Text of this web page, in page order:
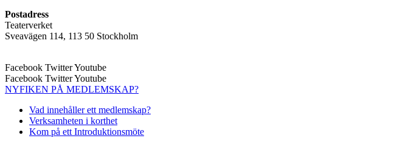
Postadress
Teaterverket
Sveavägen 114, 113 50 Stockholm
Facebook TwitterYoutube
Facebook TwitterYoutube
NYFIKEN PÅ MEDLEMSKAP?
Vad innehåller ett medlemskap?
Verksamheten i korthet
Kom på ett Introduktionsmöte